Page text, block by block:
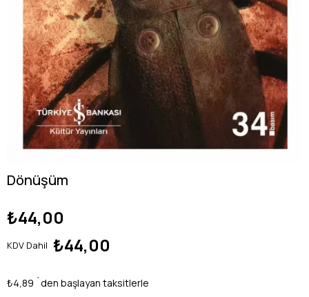
Dönüşüm
₺44,00
KDV Dahil ₺44,00
₺4,89 `den başlayan taksitlerle